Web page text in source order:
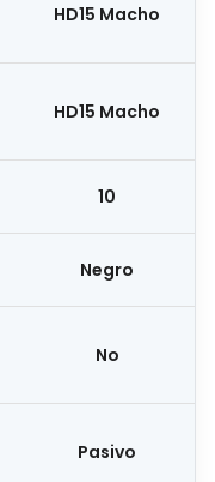
HD15 Macho
HD15 Macho
10
Negro
No
Pasivo